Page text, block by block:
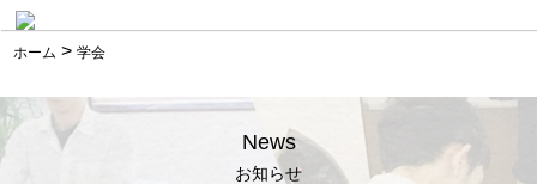
ホーム >学会
News
お知らせ